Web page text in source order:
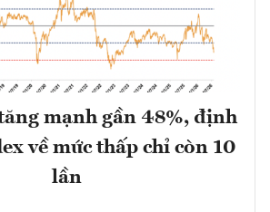
mạnh gần 48%, định
về mức thấp chỉ còn 10
lần